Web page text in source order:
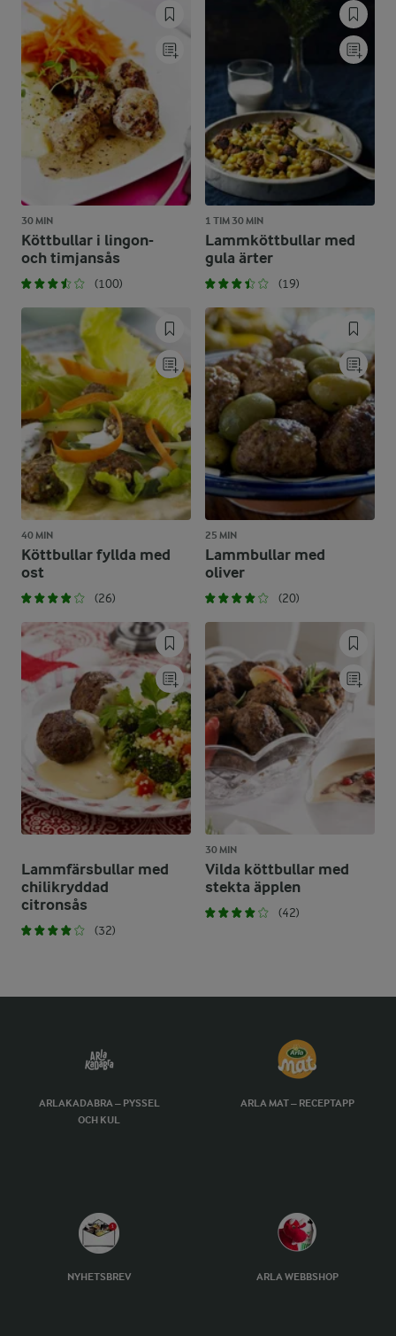
30 MIN
Köttbullar i lingon-
och timjansås
(100)
1 TIM 30 MIN
Lammköttbullar med
gula ärter
(19)
40 MIN
Köttbullar fyllda med
ost
(26)
25 MIN
Lammbullar med
oliver
(20)
Lammfärsbullar med
chilikryddad
citronsås
(32)
30 MIN
Vilda köttbullar med
stekta äpplen
(42)
ARLAKADABRA – PYSSEL
OCH KUL
ARLA MAT – RECEPTAPP
NYHETSBREV ARLA WEBBSHOP